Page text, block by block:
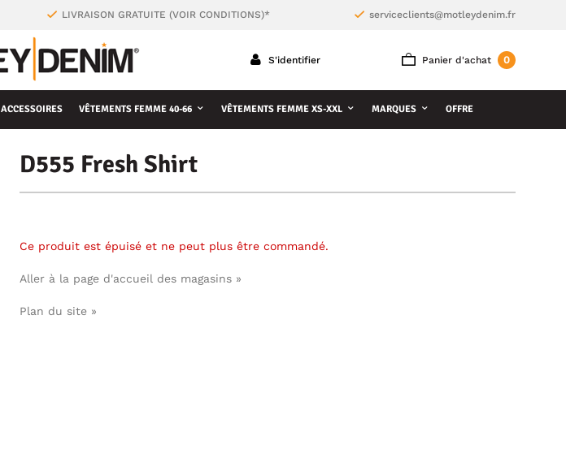
LIVRAISON GRATUITE (VOIR CONDITIONS)* serviceclients@motleydenim.fr
Panier d'achat 0
S'identifier
ACCESSOIRES VÊTEMENTS FEMME 40-66 VÊTEMENTS FEMME XS-XXL MARQUES OFFRE
D555 Fresh Shirt
Ce produit est épuisé et ne peut plus être commandé.
Aller à la page d'accueil des magasins »
Plan du site »